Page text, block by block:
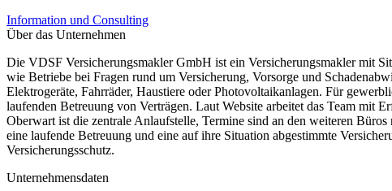
Information und Consulting
Über das Unternehmen
Die VDSF Versicherungsmakler GmbH ist ein Versicherungsmakler mit
wie Betriebe bei Fragen rund um Versicherung, Vorsorge und
Elektrogeräte, Fahrräder, Haustiere oder Photovoltaikanlagen. Für
laufenden Betreuung von Verträgen. Laut Website arbeitet das Team mit
Oberwart ist die zentrale Anlaufstelle, Termine sind an den weiteren
eine laufende Betreuung und eine auf ihre Situation abgestimmte
Versicherungsschutz.
Unternehmensdaten